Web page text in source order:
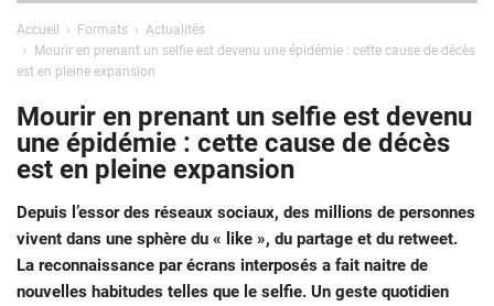
Accueil Formats
Actualités
Mourir en prenant un selfie est devenu une épidémie : cette cause de décès
est en pleine expansion
Mourir en prenant un selfie est devenu
une épidémie : cette cause de décès
est en pleine expansion
Depuis l’essor des réseaux sociaux, des millions de personnes
vivent dans une sphère du « like », du partage et du retweet.
La reconnaissance par écrans interposés a fait naitre de
nouvelles habitudes telles que le selfie. Un geste quotidien